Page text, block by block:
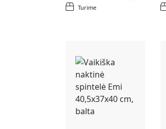
Turime